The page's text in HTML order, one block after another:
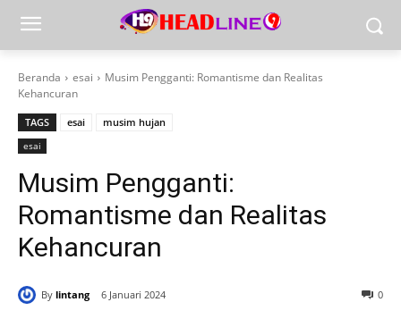
Beranda esai
Musim Pengganti: Romantisme dan Realitas
Kehancuran
TAGS esai musim hujan
esai
Musim Pengganti:
Romantisme dan Realitas
Kehancuran
By lintang 6 Januari 2024 0